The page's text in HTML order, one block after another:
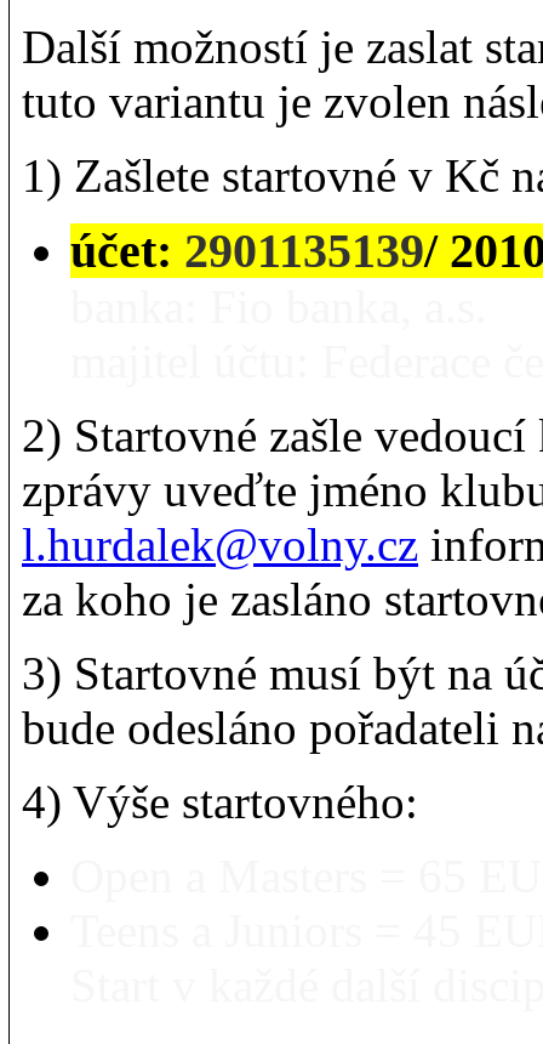
Další možností je zaslat
tuto variantu je zvolen
1) Zašlete startovné v Kč
účet: 2901135139/
2) Startovné zašle
zprávy uveďte jméno
l.hurdalek@volny.cz
za koho je zasláno
3) Startovné musí být na
bude odesláno pořadateli
4) Výše startovného: